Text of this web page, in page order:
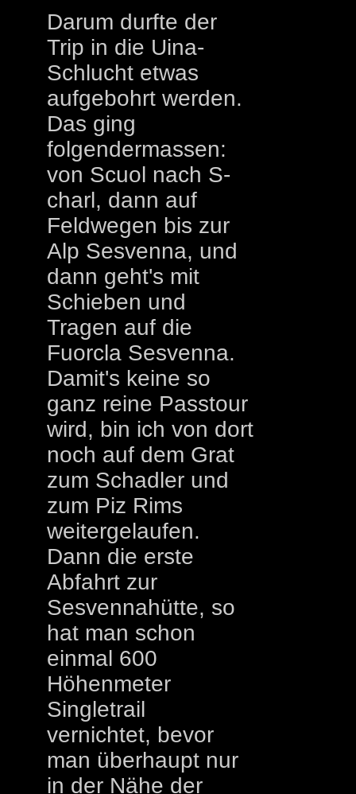
Darum durfte der
Trip in die Uina-
Schlucht etwas
aufgebohrt werden.
Das ging
folgendermassen:
von Scuol nach S-
charl, dann auf
Feldwegen bis zur
Alp Sesvenna, und
dann geht's mit
Schieben und
Tragen auf die
Fuorcla Sesvenna.
Damit's keine so
ganz reine Passtour
wird, bin ich von dort
noch auf dem Grat
zum Schadler und
zum Piz Rims
weitergelaufen.
Dann die erste
Abfahrt zur
Sesvennahütte, so
hat man schon
einmal 600
Höhenmeter
Singletrail
vernichtet, bevor
man überhaupt nur
in der Nähe der